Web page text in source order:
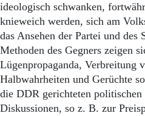
ideologisch schwanken,
knieweich werden, sich am
das Ansehen der Partei und des
Methoden des Gegners zeigen
Lügenpropaganda, Verbreitung
Halbwahrheiten und Gerüchte
die DDR gerichteten
Diskussionen, so z. B. zur